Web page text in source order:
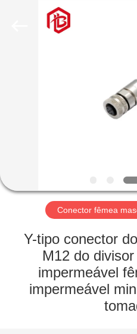
EXCURSÃO
FÁBRICA
CONTROLE
Conector fêmea
Y-tipo conector
M12 do
impermeável
impermeável